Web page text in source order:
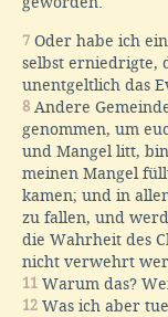
7 Oder habe ich
selbst erniedrigte,
unentgeltlich das
8 Andere
genommen, um
und Mangel litt,
meinen Mangel
kamen; und in
zu fallen, und
die Wahrheit des
nicht verwehrt
11 Warum das?
12 Was ich aber